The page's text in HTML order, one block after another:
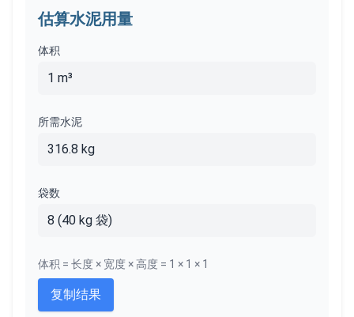
估算水泥用量
体积
1 m³
所需水泥
316.8 kg
袋数
8 (40 kg 袋)
体积 = 长度 × 宽度 × 高度 = 1 × 1 × 1
复制结果